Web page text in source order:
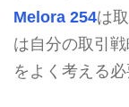
Melora 254は
は自分の取引
をよく考える必